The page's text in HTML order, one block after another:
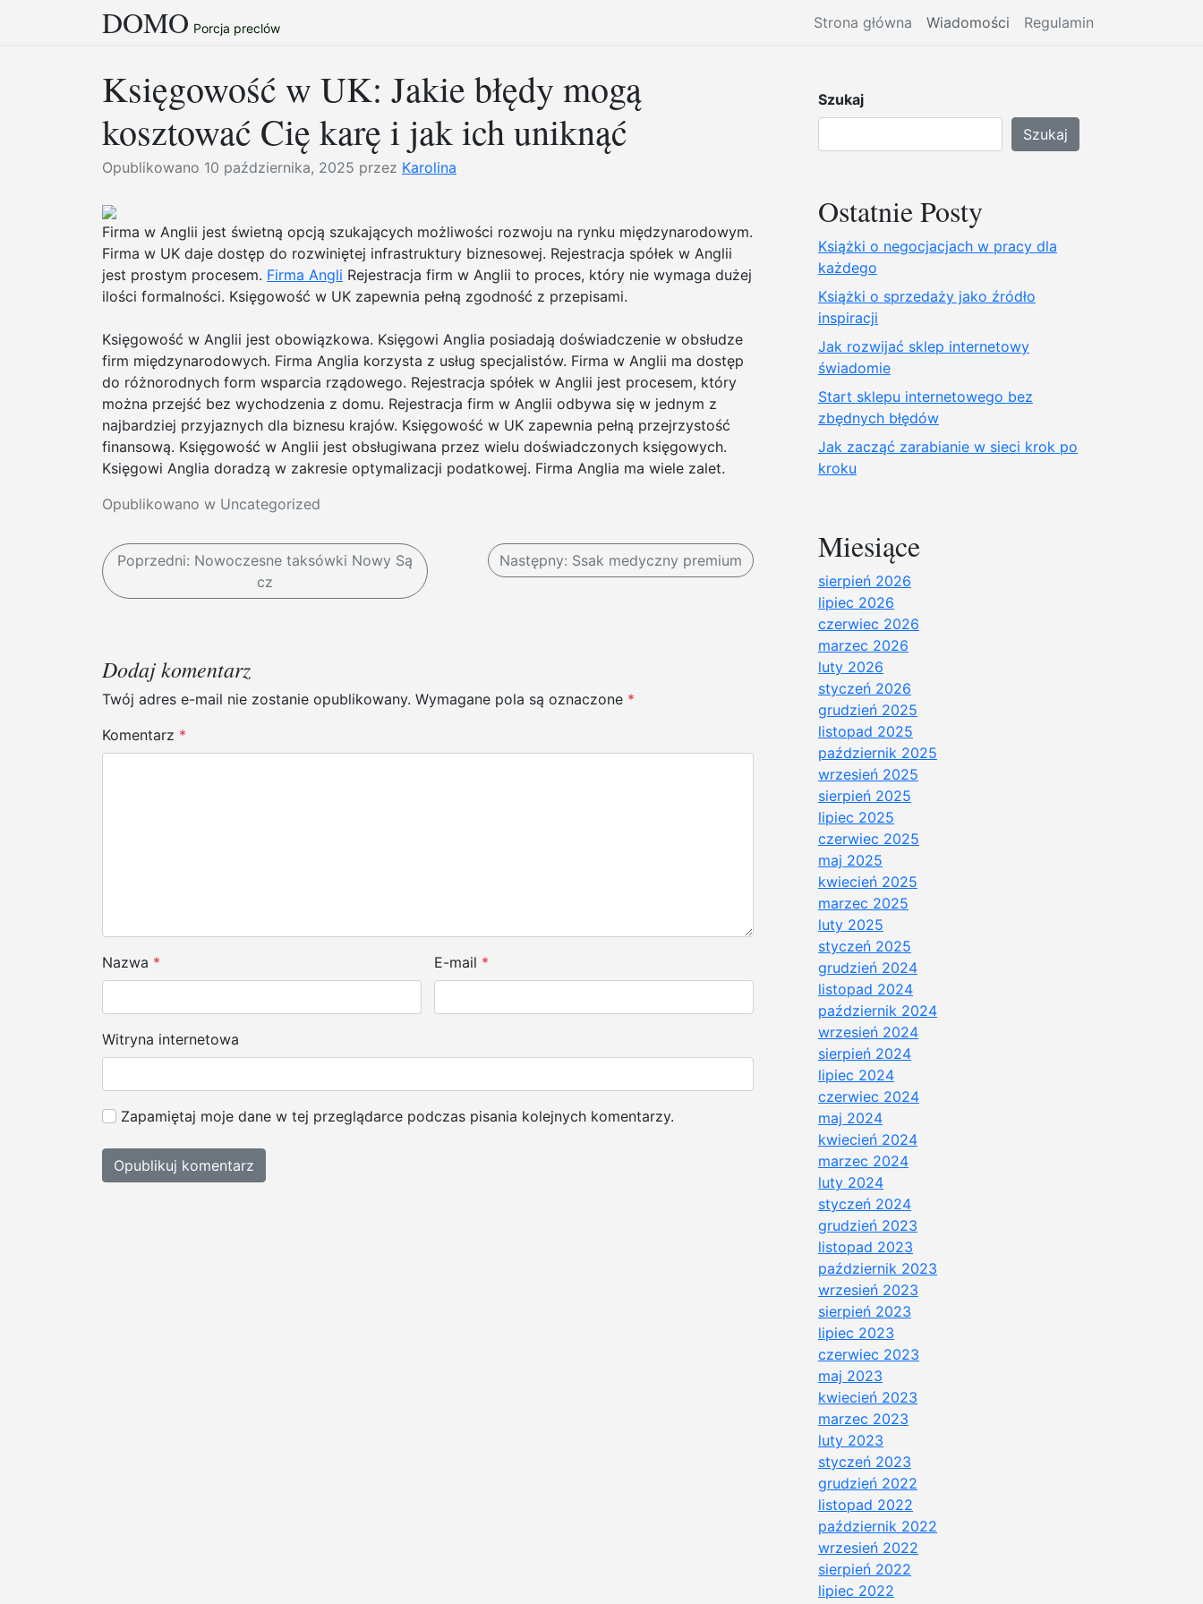
DOMO Porcja preclów Strona główna Wiadomości Regulamin
Księgowość w UK: Jakie błędy mogą
kosztować Cię karę i jak ich uniknąć
Opublikowano 10 października, 2025 przez Karolina
Firma w Anglii jest świetną opcją szukających możliwości rozwoju na rynku międzynarodowym.
Firma w UK daje dostęp do rozwiniętej infrastruktury biznesowej. Rejestracja spółek w Anglii
jest prostym procesem. Firma Angli Rejestracja firm w Anglii to proces, który nie wymaga dużej
ilości formalności. Księgowość w UK zapewnia pełną zgodność z przepisami.
Księgowość w Anglii jest obowiązkowa. Księgowi Anglia posiadają doświadczenie w obsłudze
firm międzynarodowych. Firma Anglia korzysta z usług specjalistów. Firma w Anglii ma dostęp
do różnorodnych form wsparcia rządowego. Rejestracja spółek w Anglii jest procesem, który
można przejść bez wychodzenia z domu. Rejestracja firm w Anglii odbywa się w jednym z
najbardziej przyjaznych dla biznesu krajów. Księgowość w UK zapewnia pełną przejrzystość
finansową. Księgowość w Anglii jest obsługiwana przez wielu doświadczonych księgowych.
Księgowi Anglia doradzą w zakresie optymalizacji podatkowej. Firma Anglia ma wiele zalet.
Opublikowano w Uncategorized
N
a
i
g
a
c
i
s
u
Poprzedni: Nowoczesne taksówki Nowy Są
cz
Następny: Ssak medyczny premium
Dodaj komentarz
Twój adres e-mail nie zostanie opublikowany. Wymagane pola są oznaczone *
Komentarz *
Nazwa * E-mail *
Witryna internetowa
Zapamiętaj moje dane w tej przeglądarce podczas pisania kolejnych komentarzy.
Szukaj
Szukaj
Ostatnie Posty
Książki o negocjacjach w pracy dla
każdego
Książki o sprzedaży jako źródło
inspiracji
Jak rozwijać sklep internetowy
świadomie
Start sklepu internetowego bez
zbędnych błędów
Jak zacząć zarabianie w sieci krok po
kroku
Miesiące
sierpień 2026
lipiec 2026
czerwiec 2026
marzec 2026
luty 2026
styczeń 2026
grudzień 2025
listopad 2025
październik 2025
wrzesień 2025
sierpień 2025
lipiec 2025
czerwiec 2025
maj 2025
kwiecień 2025
marzec 2025
luty 2025
styczeń 2025
grudzień 2024
listopad 2024
październik 2024
wrzesień 2024
sierpień 2024
lipiec 2024
czerwiec 2024
maj 2024
kwiecień 2024
marzec 2024
luty 2024
styczeń 2024
grudzień 2023
listopad 2023
październik 2023
wrzesień 2023
sierpień 2023
lipiec 2023
czerwiec 2023
maj 2023
kwiecień 2023
marzec 2023
luty 2023
styczeń 2023
grudzień 2022
listopad 2022
październik 2022
wrzesień 2022
sierpień 2022
lipiec 2022